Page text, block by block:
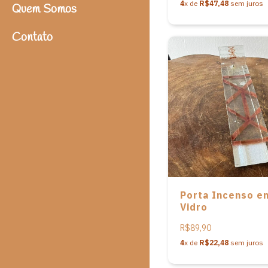
Quem Somos
Contato
4x de R$47,48 sem juros
Porta Incenso
Vidro
R$89,90
4x de R$22,48 sem juros